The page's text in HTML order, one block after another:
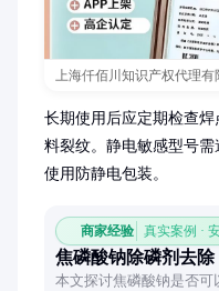
上海仟佰川知识产权代理有
长期使用后应定期检查
料裂纹。静电敏感型号
使用防静电包装。
商家经验 真实案例 ·
焦磷酸钠除磷剂去除
本文探讨焦磷酸钠是否可